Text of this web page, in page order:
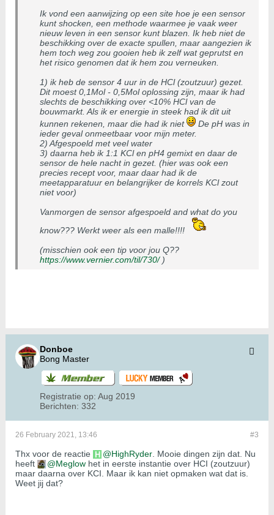
Ik vond een aanwijzing op een site hoe je een sensor
kunt shocken, een methode waarmee je vaak weer
nieuw leven in een sensor kunt blazen. Ik heb niet de
beschikking over de exacte spullen, maar aangezien ik
hem toch weg zou gooien heb ik zelf wat geprutst en
het risico genomen dat ik hem zou verneuken.
1) ik heb de sensor 4 uur in de HCl (zoutzuur) gezet.
Dit moest 0,1Mol - 0,5Mol oplossing zijn, maar ik had
slechts de beschikking over <10% HCl van de
bouwmarkt. Als ik er energie in steek had ik dit uit
kunnen rekenen, maar die had ik niet
De pH was in
ieder geval onmeetbaar voor mijn meter.
2) Afgespoeld met veel water
3) daarna heb ik 1:1 KCl en pH4 gemixt en daar de
sensor de hele nacht in gezet. (hier was ook een
precies recept voor, maar daar had ik de
meetapparatuur en belangrijker de korrels KCl zout
niet voor)
Vanmorgen de sensor afgespoeld and what do you
know??? Werkt weer als een malle!!!!
(misschien ook een tip voor jou Q??
https://www.vernier.com/til/730/)
Donboe
Bong Master
Registratie op: Aug 2019
Berichten: 332
#3
26 February 2021, 13:46
Thx voor de reactie HighRyder . Mooie dingen zijn dat. Nu
heeft
Meglow het in eerste instantie over HCI (zoutzuur)
maar daarna over KCI. Maar ik kan niet opmaken wat dat is.
Weet jij dat?